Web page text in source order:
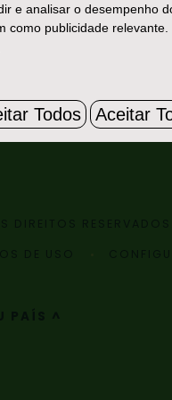
e analisar o desempenho
como publicidade relevante.
Todos Aceitar